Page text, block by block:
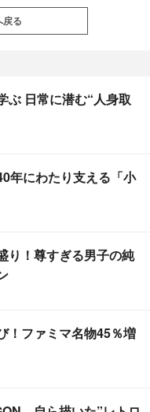
戻る
ぶ 日常に潜む“人身取
年にわたり支える「小
り！尊すぎる男子の純
！ファミマ名物45％増